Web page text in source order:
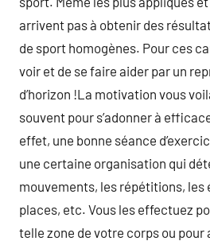
arrivent pas à obtenir des
de sport homogènes. Pour ces
voir et de se faire aider par un
d’horizon !La motivation vous
souvent pour s’adonner à
effet, une bonne séance
une certaine organisation qui
mouvements, les répétitions, les
places, etc. Vous les effectuez
telle zone de votre corps ou pour